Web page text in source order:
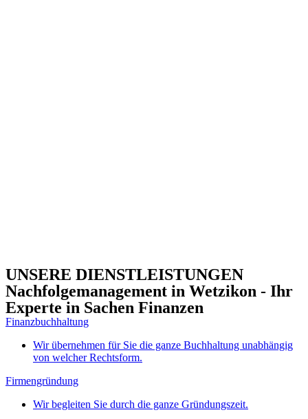
UNSERE DIENSTLEISTUNGEN
Nachfolgemanagement in Wetzikon - Ihr
Experte in Sachen Finanzen
Finanzbuchhaltung
Wir übernehmen für Sie die ganze Buchhaltung unabhängig
von welcher Rechtsform.
Firmengründung
Wir begleiten Sie durch die ganze Gründungszeit.